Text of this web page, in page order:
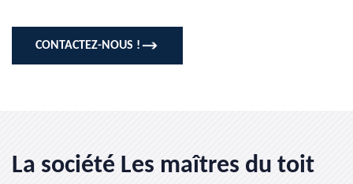
CONTACTEZ-NOUS !
La société Les maîtres du toit